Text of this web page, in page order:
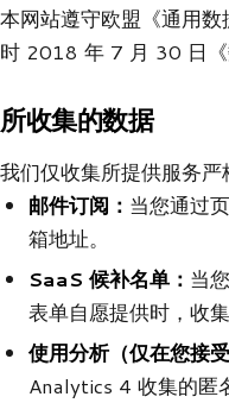
本网站遵守欧盟《通用
时 2018 年 7 月 30 日《
所收集的数据
我们仅收集所提供服务严
邮件订阅： 当您通过
箱地址。
SaaS 候补名单： 当
表单自愿提供时，收
使用分析（仅在您接
Analytics 4 收集的匿